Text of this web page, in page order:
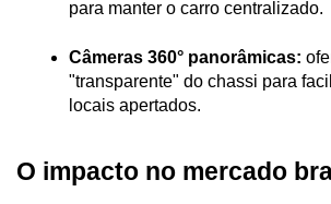
para manter o carro centralizado.
Câmeras 360° panorâmicas:
"transparente" do chassi para
locais apertados.
O impacto no mercado